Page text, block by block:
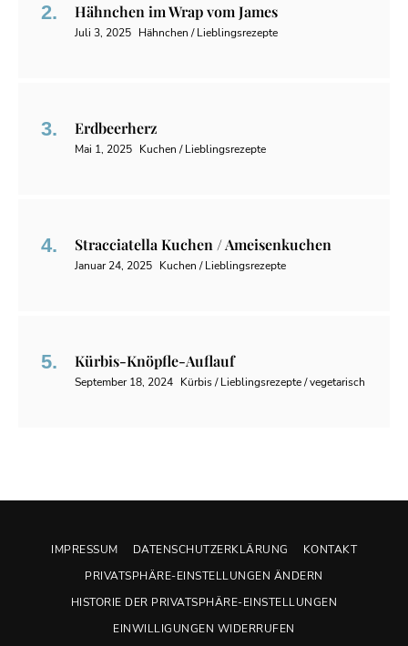
Hähnchen im Wrap vom James
Juli 3, 2025 Hähnchen / Lieblingsrezepte
Erdbeerherz
Mai 1, 2025 Kuchen / Lieblingsrezepte
Stracciatella Kuchen / Ameisenkuchen
Januar 24, 2025 Kuchen / Lieblingsrezepte
Kürbis-Knöpfle-Auflauf
September 18, 2024 Kürbis / Lieblingsrezepte / vegetarisch
IMPRESSUM DATENSCHUTZERKLÄRUNG
KONTAKT
PRIVATSPHÄRE-EINSTELLUNGEN ÄNDERN
HISTORIE DER PRIVATSPHÄRE-EINSTELLUNGEN
EINWILLIGUNGEN WIDERRUFEN